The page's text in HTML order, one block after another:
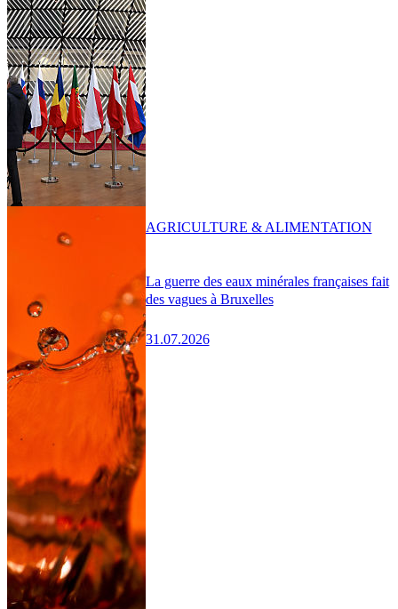
La guerre des eaux minérales françaises fait
des vagues à Bruxelles
31.07.2026
AGRICULTURE & ALIMENTATION